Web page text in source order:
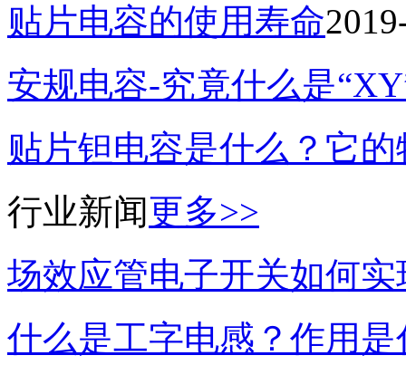
贴片电容的使用寿命
安规电容-究竟什么是
贴片钽电容是什么？它
行业新闻更多>>
场效应管电子开关如何
什么是工字电感？作用是